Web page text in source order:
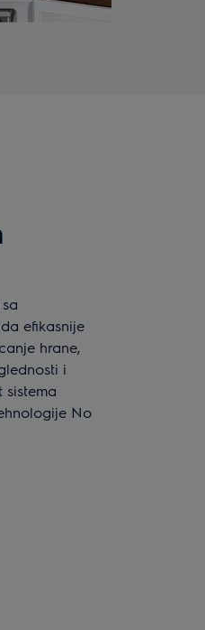
efikasnije
hrane,
i
No